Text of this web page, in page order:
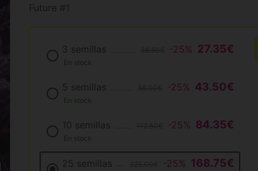
Future #1
3 semillas -25% 27.35€
En stock
5 semillas -25% 43.50€
En stock
10 semillas -25% 84.35€
En stock
25 semillas -25% 168.75€